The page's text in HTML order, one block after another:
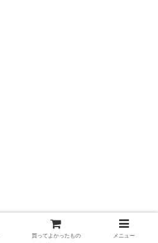
買ってよかったもの メニュー